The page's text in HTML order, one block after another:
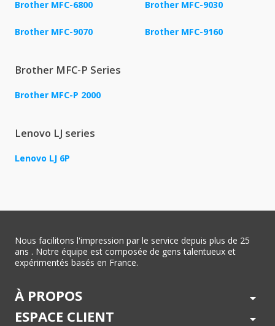
Brother MFC-6800 Brother MFC-9030
Brother MFC-9070 Brother MFC-9160
Brother MFC-P Series
Brother MFC-P 2000
Lenovo LJ series
Lenovo LJ 6P
Nous facilitons l'impression par le service depuis plus de 25
ans . Notre équipe est composée de gens talentueux et
expérimentés basés en France.
À PROPOS arrow_drop_down
ESPACE CLIENT arrow_drop_down